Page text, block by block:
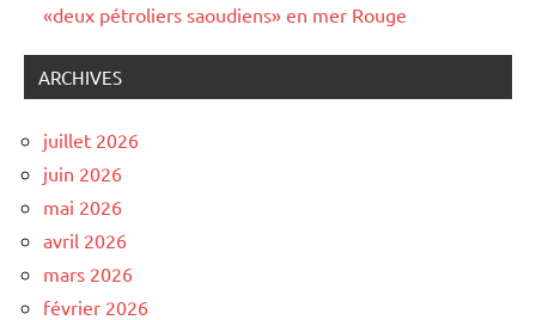
«deux pétroliers saoudiens» en mer Rouge
ARCHIVES
juillet 2026
juin 2026
mai 2026
avril 2026
mars 2026
février 2026